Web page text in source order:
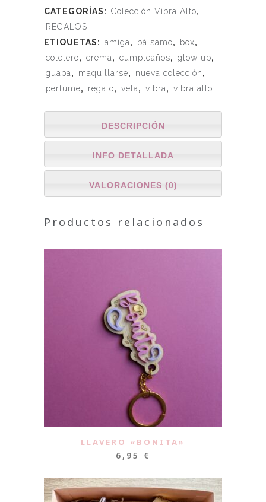
CATEGORÍAS: Colección Vibra Alto,
REGALOS
ETIQUETAS: amiga, bálsamo, box,
coletero, crema, cumpleaños, glow up,
guapa, maquillarse, nueva colección,
perfume, regalo, vela, vibra, vibra alto
DESCRIPCIÓN
INFO DETALLADA
VALORACIONES (0)
Productos relacionados
LLAVERO «BONITA»
6,95 €